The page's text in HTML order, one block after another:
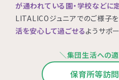
が通われている園・学校などに
LITALICOジュニアでのご様子を
活を安心して過ごせるようサポ
＼集団生活への
保育所等訪